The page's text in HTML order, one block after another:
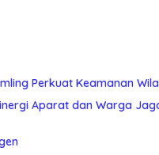
Perkuat Keamanan
Aparat dan Warga